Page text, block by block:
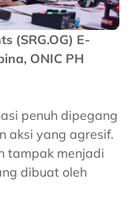
(SRG.OG) E-
ONIC PH
penuh dipegang
aksi yang agresif.
tampak menjadi
dibuat oleh